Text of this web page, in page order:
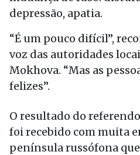
depressão, apatia.
“É um pouco difícil”,
voz das autoridades
Mokhova. “Mas as
felizes”.
O resultado do
foi recebido com muita
península russófona